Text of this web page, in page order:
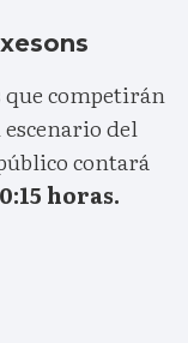
que competirán
del
contará
horas.